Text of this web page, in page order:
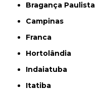
Bragança Paulista
Campinas
Franca
Hortolândia
Indaiatuba
Itatiba